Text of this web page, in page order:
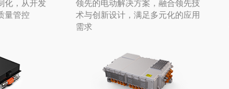
化，从开发
量管控
领先的电动解决方案，融合领先技
术与创新设计，满足多元化的应用
需求